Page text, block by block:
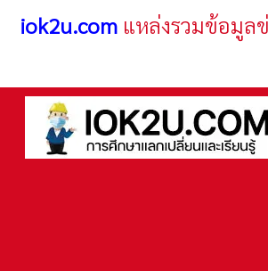
iok2u.com แหล่งรวมข้อมูล